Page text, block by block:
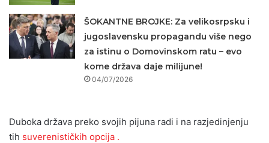
ŠOKANTNE BROJKE: Za velikosrpsku i
jugoslavensku propagandu više nego
za istinu o Domovinskom ratu – evo
kome država daje milijune!
04/07/2026
Duboka država preko svojih pijuna radi i na razjedinjenju
tih suverenističkih opcija .